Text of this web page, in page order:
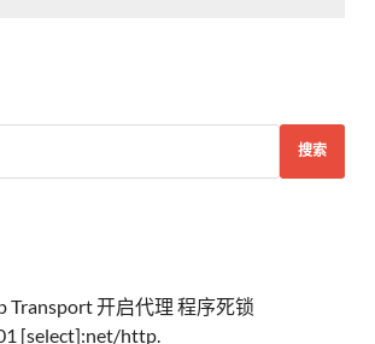
搜索
Transport 开启代理 程序死锁
[select]:net/http.